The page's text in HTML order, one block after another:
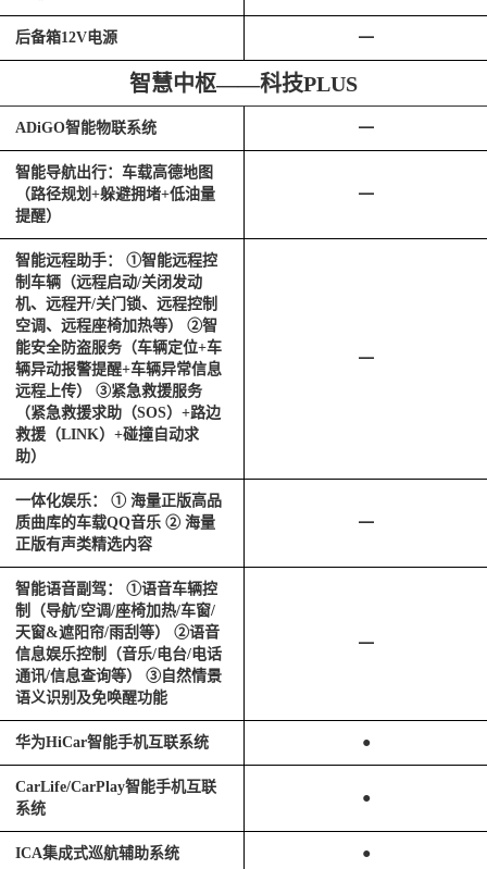
后备箱12V电源 ━
智慧中枢——科技PLUS
ADiGO智能物联系统 ━
智能导航出行：车载高德地图
（路径规划+躲避拥堵+低油量
提醒）
━
智能远程助手： ①智能远程控
制车辆（远程启动/关闭发动
机、远程开/关门锁、远程控制
空调、远程座椅加热等） ②智
能安全防盗服务（车辆定位+车
辆异动报警提醒+车辆异常信息
远程上传） ③紧急救援服务
（紧急救援求助（SOS）+路边
救援（LINK）+碰撞自动求
助）
━
一体化娱乐： ① 海量正版高品
质曲库的车载QQ音乐 ② 海量
正版有声类精选内容
━
智能语音副驾： ①语音车辆控
制（导航/空调/座椅加热/车窗/
天窗&遮阳帘/雨刮等） ②语音
信息娱乐控制（音乐/电台/电话
通讯/信息查询等） ③自然情景
语义识别及免唤醒功能
━
华为HiCar智能手机互联系统 ●
CarLife/CarPlay智能手机互联
系统
●
ICA集成式巡航辅助系统 ●